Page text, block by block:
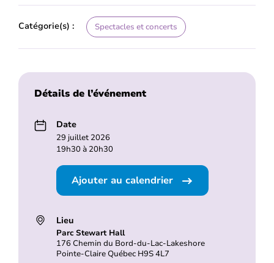
Catégorie(s) : Spectacles et concerts
Détails de l’événement
Date
29 juillet 2026
19h30 à 20h30
Ajouter au calendrier
Lieu
Parc Stewart Hall
176 Chemin du Bord-du-Lac-Lakeshore
Pointe-Claire Québec H9S 4L7